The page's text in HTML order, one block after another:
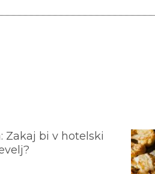
Zakaj bi v hotelski